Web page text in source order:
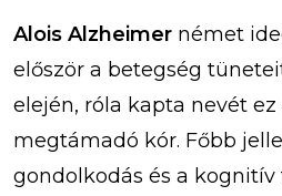
Alois Alzheimer német
először a betegség
elején, róla kapta nevét
megtámadó kór. Főbb
gondolkodás és a